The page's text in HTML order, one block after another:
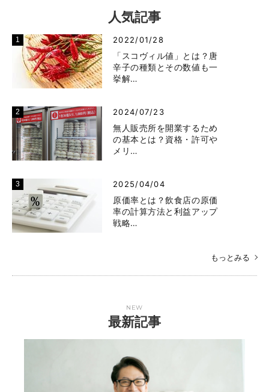
人気記事
2022/01/28
「スコヴィル値」とは？唐
辛子の種類とその数値も一
挙解…
2024/07/23
無人販売所を開業するため
の基本とは？資格・許可や
メリ…
2025/04/04
原価率とは？飲食店の原価
率の計算方法と利益アップ
戦略…
もっとみる
NEW
最新記事